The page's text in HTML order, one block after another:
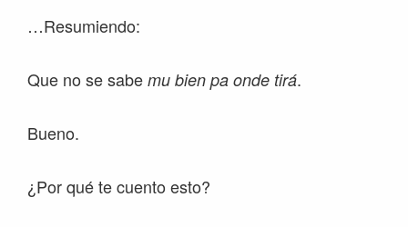
…Resumiendo:
Que no se sabe mu bien pa onde tirá.
Bueno.
¿Por qué te cuento esto?